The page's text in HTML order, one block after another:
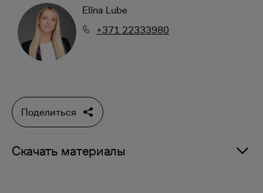
Elīna Lube
+371 22333980
Поделиться
Скачать материалы